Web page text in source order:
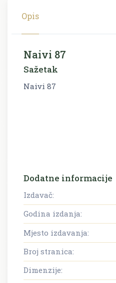
Opis
Naivi 87
Sažetak
Naivi 87
Dodatne informacije
Izdavač:
Godina izdanja:
Mjesto izdavanja:
Broj stranica:
Dimenzije: